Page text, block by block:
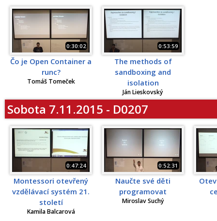
0:30:02
Čo je Open Container a
runc?
Tomáš Tomeček
0:53:59
The methods of
sandboxing and
isolation
Ján Lieskovský
Sobota 7.11.2015 - D0207
0:47:24
Montessori otevřený
vzdělávací systém 21.
století
Kamila Balcarová
0:52:31
Naučte své děti
programovat
Miroslav Suchý